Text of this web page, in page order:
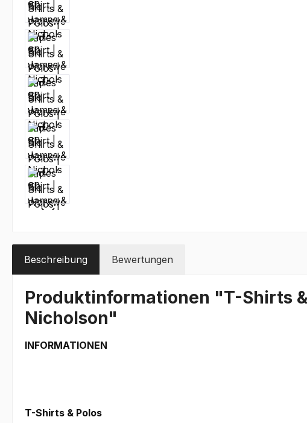
Beschreibung Bewertungen
Produktinformationen "T-Shirts
Nicholson"
INFORMATIONEN
T-Shirts & Polos